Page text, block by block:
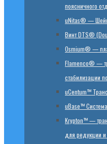
поясничного
uNitas® —
Винт DTS®
Osmium® —
Flamenco® —
стабилизации
uCentum™
uBase™
Krypton™ —
для редукции